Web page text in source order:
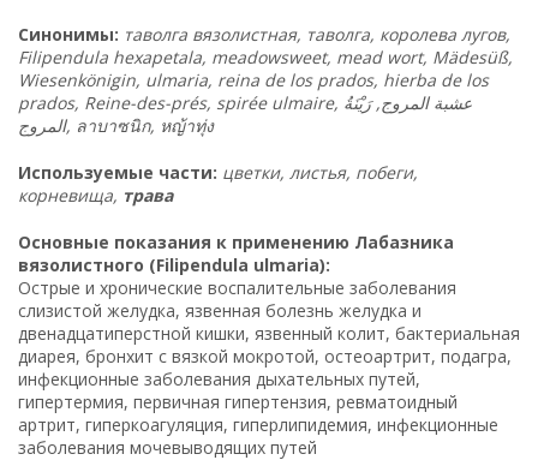
Синонимы: таволга вязолистная, таволга, королева лугов,
Filipendula hexapetala, meadowsweet, mead wort, Mädesüß,
Wiesenkönigin, ulmaria, reina de los prados, hierba de los
prados, Reine-des-prés, spirée ulmaire, عشبة المروج, رَيْنَةُ
المروج, ลาบาซนิก, หญ้าทุ่ง
Используемые части: цветки, листья, побеги,
корневища, трава
Основные показания к применению Лабазника
вязолистного (Filipendula ulmaria):
Острые и хронические воспалительные заболевания
слизистой желудка, язвенная болезнь желудка и
двенадцатиперстной кишки, язвенный колит, бактериальная
диарея, бронхит с вязкой мокротой, остеоартрит, подагра,
инфекционные заболевания дыхательных путей,
гипертермия, первичная гипертензия, ревматоидный
артрит, гиперкоагуляция, гиперлипидемия, инфекционные
заболевания мочевыводящих путей